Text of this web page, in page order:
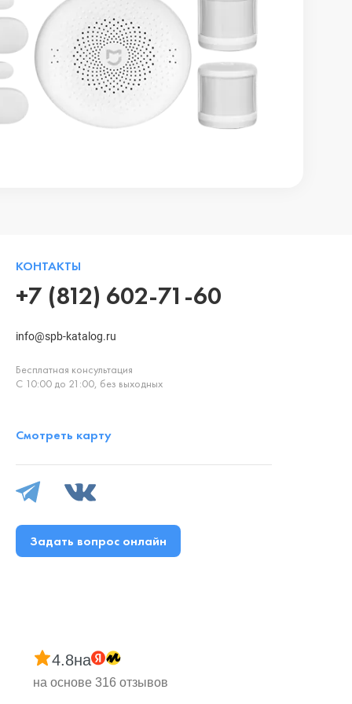
КОНТАКТЫ
+7 (812) 602-71-60
info@spb-katalog.ru
Бесплатная консультация
С 10:00 до 21:00, без выходных
Смотреть карту
Задать вопрос онлайн
4.8на
на основе 316 отзывов